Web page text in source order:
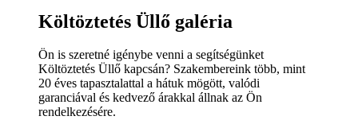
Költöztetés Üllő galéria
Ön is szeretné igénybe venni a segítségünket
Költöztetés Üllő kapcsán? Szakembereink több, mint
20 éves tapasztalattal a hátuk mögött, valódi
garanciával és kedvező árakkal állnak az Ön
rendelkezésére.